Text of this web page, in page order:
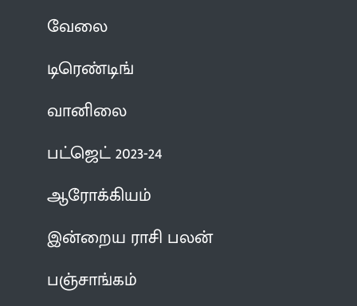
வேலை
டிரெண்டிங்
வானிலை
பட்ஜெட் 2023-24
ஆரோக்கியம்
இன்றைய ராசி பலன்
பஞ்சாங்கம்